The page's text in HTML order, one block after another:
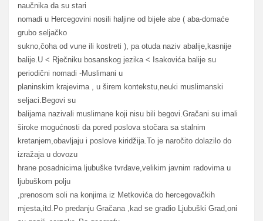
naučnika da su stari
nomadi u Hercegovini nosili haljine od bijele abe ( aba-domaće
grubo seljačko
sukno,čoha od vune ili kostreti ), pa otuda naziv abalije,kasnije
balije.U < Rječniku bosanskog jezika < Isakovića balije su
periodični nomadi -Muslimani u
planinskim krajevima , u širem kontekstu,neuki muslimanski
seljaci.Begovi su
balijama nazivali muslimane koji nisu bili begovi.Gračani su imali
široke mogućnosti da pored poslova stočara sa stalnim
kretanjem,obavljaju i poslove kiridžija.To je naročito dolazilo do
izražaja u dovozu
hrane posadnicima ljubuške tvrđave,velikim javnim radovima u
ljubuškom polju
,prenosom soli na konjima iz Metkovića do hercegovačkih
mjesta,itd.Po predanju Gračana ,kad se gradio Ljubuški Grad,oni